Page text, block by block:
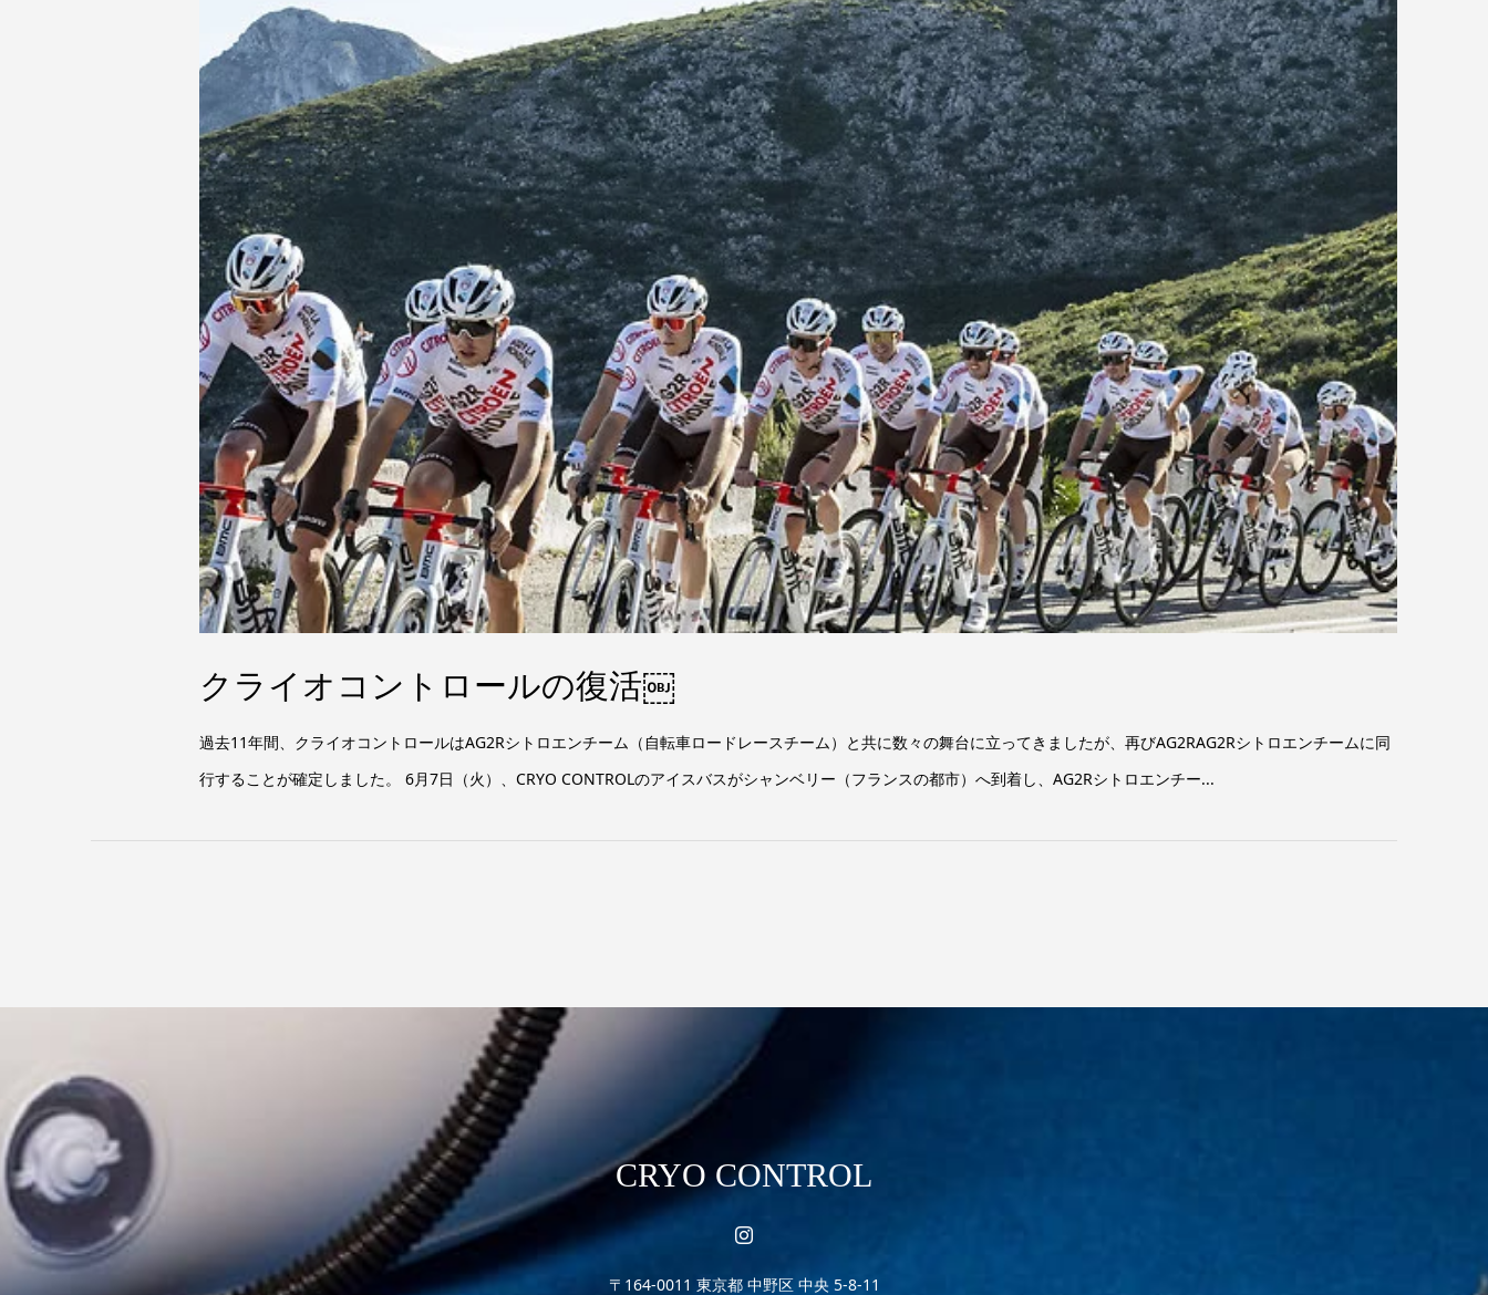
クライオコントロールの復活￼
過去11年間、クライオコントロールはAG2Rシトロエンチーム（自転車ロードレースチーム）と共に数々の舞台に立ってきましたが、再びAG2RAG2Rシトロエンチームに同
行することが確定しました。 6月7日（火）、CRYO CONTROLのアイスバスがシャンベリー（フランスの都市）へ到着し、AG2Rシトロエンチー...
CRYO CONTROL
〒164-0011 東京都 中野区 中央 5-8-11